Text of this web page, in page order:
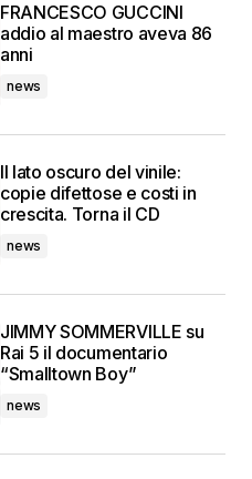
FRANCESCO GUCCINI
addio al maestro aveva 86
anni
news
Il lato oscuro del vinile:
copie difettose e costi in
crescita. Torna il CD
news
JIMMY SOMMERVILLE su
Rai 5 il documentario
“Smalltown Boy”
news